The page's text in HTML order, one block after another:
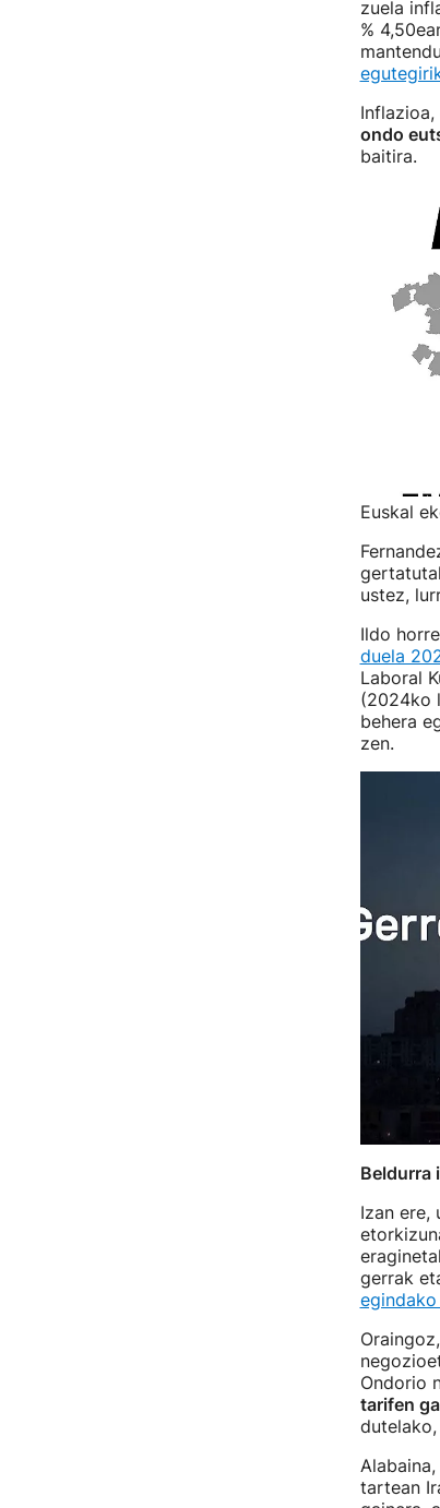
zuela
%
ondo
baitira.
Euskal
ustez,
Ildo
duela
Laboral
(2024ko
behera
zen.
Beldurra
Izan ere,
gerrak
Ondorio
tarifen
tartean